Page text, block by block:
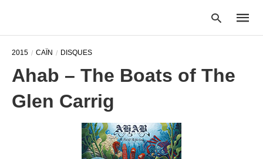
2015 CAÏN DISQUES
Ahab – The Boats of The
Glen Carrig